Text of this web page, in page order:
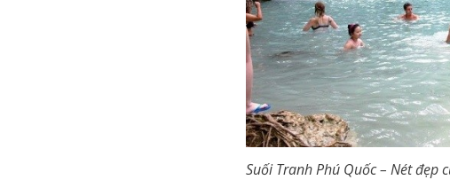
Suối Tranh Phú Quốc – Nét đẹp